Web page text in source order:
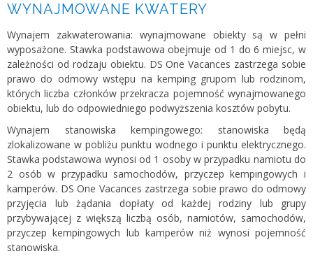
WYNAJMOWANE KWATERY
Wynajem zakwaterowania: wynajmowane obiekty są w pełni
wyposażone. Stawka podstawowa obejmuje od 1 do 6 miejsc, w
zależności od rodzaju obiektu. DS One Vacances zastrzega sobie
prawo do odmowy wstępu na kemping grupom lub rodzinom,
których liczba członków przekracza pojemność wynajmowanego
obiektu, lub do odpowiedniego podwyższenia kosztów pobytu.
Wynajem stanowiska kempingowego: stanowiska będą
zlokalizowane w pobliżu punktu wodnego i punktu elektrycznego.
Stawka podstawowa wynosi od 1 osoby w przypadku namiotu do
2 osób w przypadku samochodów, przyczep kempingowych i
kamperów. DS One Vacances zastrzega sobie prawo do odmowy
przyjęcia lub żądania dopłaty od każdej rodziny lub grupy
przybywającej z większą liczbą osób, namiotów, samochodów,
przyczep kempingowych lub kamperów niż wynosi pojemność
stanowiska.